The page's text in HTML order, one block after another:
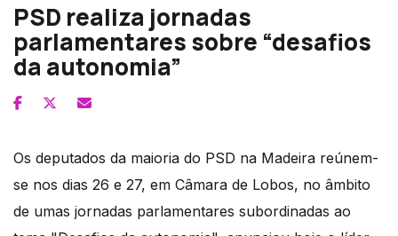
PSD realiza jornadas
parlamentares sobre “desafios
da autonomia”
Os deputados da maioria do PSD na Madeira reúnem-
se nos dias 26 e 27, em Câmara de Lobos, no âmbito
de umas jornadas parlamentares subordinadas ao